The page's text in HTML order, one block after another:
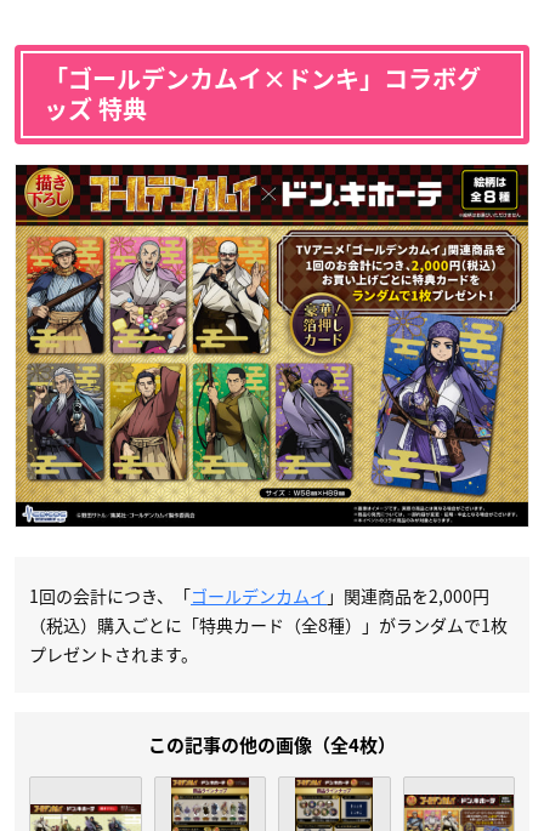
「ゴールデンカムイ×ドンキ」コラボグ
ッズ 特典
1回の会計につき、「ゴールデンカムイ 」関連商品を2,000円
（税込）購入ごとに「特典カード（全8種）」がランダムで1枚
プレゼントされます。
この記事の他の画像（全4枚）